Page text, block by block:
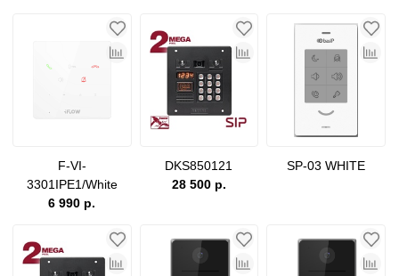
F-VI-
3301IPE1/White
6 990 р.
DKS850121
28 500 р.
SP-03 WHITE